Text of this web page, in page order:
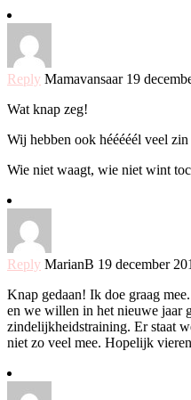
Reply Mamavansaar 19
Wat knap zeg!
Wij hebben ook hééééél veel
Wie niet waagt, wie niet wint
Reply MarianB 19 december
Knap gedaan! Ik doe graag
en we willen in het nieuwe jaar
zindelijkheidstraining. Er staat
niet zo veel mee. Hopelijk